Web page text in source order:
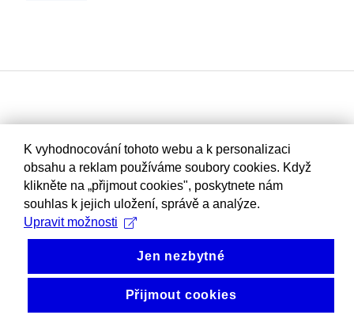
K vyhodnocování tohoto webu a k personalizaci
obsahu a reklam používáme soubory cookies. Když
klikněte na „přijmout cookies", poskytnete nám
souhlas k jejich uložení, správě a analýze.
Upravit možnosti
Jen nezbytné
Přijmout cookies